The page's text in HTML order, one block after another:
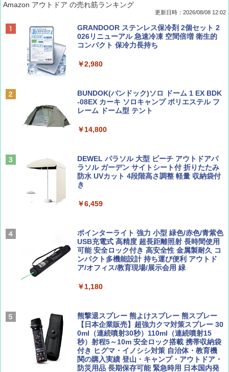
BE-PAL(ビ-パル) 2026年 9 月号【特別付録:
SOTO ミニマル"旅"財布 ランダム2種】
ディズニーファン ２０２６年 ９月号 [雑
誌] (ＤＩＳＮＥＹ ＦＡＮ)
山と溪谷 2026年8月号「南アルプス大全」
￥1,540
￥1,540
AIRLINE（エアライン）2026年9月号【特
￥1,760
D40 地球の歩き方 チェンマイ タイ北部の魅
力的な町 2026～2027 地球の歩き方D アジア
地球の歩き方 スター・ウォーズ
￥2,695
僕が見た未来【完全版】
￥0
球の歩き方A ヨーロッパ
￥2,479
A26 地球の歩き方 チェコ ポーランド スロヴ
￥2,277
[キャンパーズコレクション 山善] ポップアッ
プテント 傘みたいに広げて畳める パッとサ
ッとサンシェード キューブ フルクローズ メ
&ハイキング カーキ PATC-150(KH)
PYKES PEAK (パイクスピーク) 着替えテン
人用 折りたたみ 防災グッズ 災害用トイレ ビ
￥4,980
テント ワンタッチ RENEW 幅200 2-3人用 43
￥5,999
[キャンパーズコレクション 山善] 傘みたいに
広げるだけ パッとサッとテント ブラックコ
簡単設置 ポップアップテント エクルベージ
￥9,990
[キャンパーズコレクション 山善] 傘みたいに
広げるだけ パッとサッとテント キューブワ
イド ブラックコーティング フルクローズ メ
ッシュ 4人用 簡単設置 ポップアップテント P
Amazon アウトドア の売れ筋ランキング
更新日時：2026/08/08 12:02
GRANDOOR ステンレス保冷剤 2個セット 2
026リニューアル 急速冷凍 空間倍増 衛生的
コンパクト 保冷力長持ち
￥2,980
BUNDOK(バンドック)ソロ ドーム 1 EX BDK
-08EX カーキ ソロキャンプ ポリエステル フ
レーム ドーム型 テント
￥14,800
DEWEL パラソル 大型 ビーチ アウトドアパ
ラソル ガーデン サイトシート付 折りたたみ
防水 UVカット 4段階高さ調整 軽量 収納袋付
き
￥6,459
ポインターライト 強力 小型 緑色/赤色/青紫色
USB充電式 高精度 超長距離照射 長時間使用
可能 安全ロック付き 高安全性 金属製耐久 コ
ンパクト多機能設計 持ち運び便利 アウトド
ア/オフィス/教育現場/展示会用 緑
￥1,180
熊撃退スプレー 熊よけスプレー 熊スプレー
【日本企業販売】超強力クマ対策スプレー 30
0ml（連続噴射30秒）110ml（連続噴射15
秒）射程5～10m 安全ロック搭載 携帯収納袋
付き ヒグマ・イノシシ対策 自治体・教育機
関の購入実績 登山・キャンプ・アウトドア・
防災用品 長期保存可能 緊急時用 日本国内発